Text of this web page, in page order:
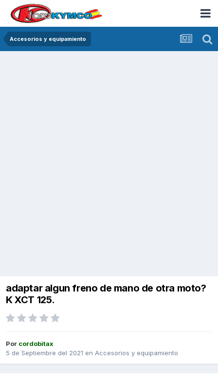
Accesorios y equipamiento
adaptar algun freno de mano de otra moto?
K XCT 125.
Por cordobitax
5 de Septiembre del 2021 en Accesorios y equipamiento